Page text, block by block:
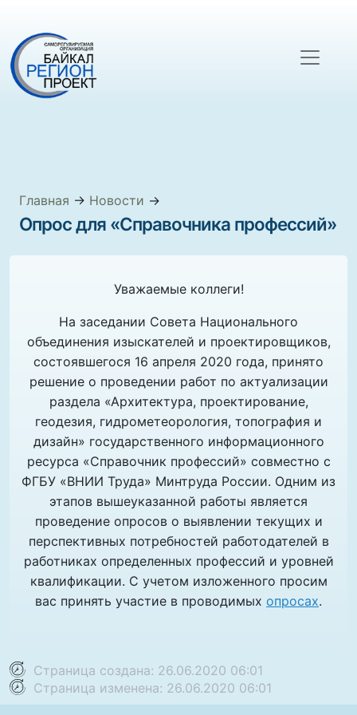
Главная → Новости →
Опрос для «Справочника профессий»
Уважаемые коллеги!
На заседании Совета Национального
объединения изыскателей и проектировщиков,
состоявшегося 16 апреля 2020 года, принято
решение о проведении работ по актуализации
раздела «Архитектура, проектирование,
геодезия, гидрометеорология, топография и
дизайн» государственного информационного
ресурса «Справочник профессий» совместно с
ФГБУ «ВНИИ Труда» Минтруда России. Одним из
этапов вышеуказанной работы является
проведение опросов о выявлении текущих и
перспективных потребностей работодателей в
работниках определенных профессий и уровней
квалификации. С учетом изложенного просим
вас принять участие в проводимых опросах.
Страница создана: 26.06.2020 06:01
Страница изменена: 26.06.2020 06:01